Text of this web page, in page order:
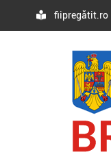
fiipregătit.ro